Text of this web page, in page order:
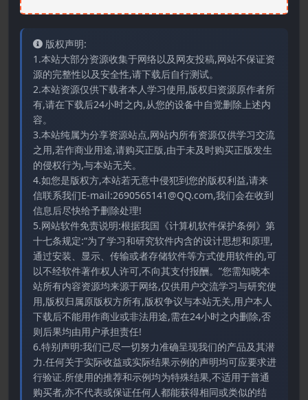
版权声明:
1.本站大部分资源收集于网络以及网友投稿,网站不保证资
源的完整性以及安全性,请下载后自行测试。
2.本站资源仅供下载者本人学习使用,版权归资源原作者所
有,请在下载后24小时之内,从您的设备中自觉删除上述内
容。
3.本站纯属为分享资源站点,网站内所有资源仅供学习交流
之用,若作商业用途,请购买正版,由于未及时购买正版发生
的侵权行为,与本站无关。
4.如您是版权方,本站若无意中侵犯到您的版权利益,请来
信联系我们E-mail:2690565141@QQ.com,我们会在收到
信息后尽快给予删除处理!
5.网站软件免责说明:根据我国《计算机软件保护条例》第
十七条规定:“为了学习和研究软件内含的设计思想和原理,
通过安装、显示、传输或者存储软件等方式使用软件的,可
以不经软件著作权人许可,不向其支付报酬。”您需知晓本
站所有内容资源均来源于网络,仅供用户交流学习与研究使
用,版权归属原版权方所有,版权争议与本站无关,用户本人
下载后不能用作商业或非法用途,需在24小时之内删除,否
则后果均由用户承担责任!
6.特别声明:我们已尽一切努力准确呈现我们的产品及其潜
力.任何关于实际收益或实际结果示例的声明均可应要求进
行验证.所使用的推荐和示例均为特殊结果,不适用于普通
购买者,亦不代表或保证任何人都能获得相同或类似的结